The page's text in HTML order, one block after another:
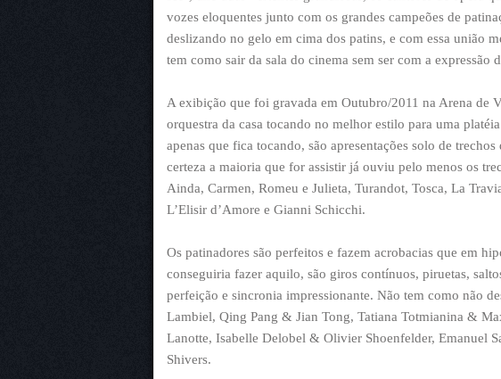
vozes eloquentes junto com os grandes campeões de
deslizando no gelo em cima dos patins, e com essa união
tem como sair da sala do cinema sem ser com a expressão
A exibição que foi gravada em Outubro/2011 na Arena de
orquestra da casa tocando no melhor estilo para uma
apenas que fica tocando, são apresentações solo de
certeza a maioria que for assistir já ouviu pelo menos os
Ainda, Carmen, Romeu e Julieta, Turandot, Tosca, La
L’Elisir d’Amore e Gianni Schicchi.
Os patinadores são perfeitos e fazem acrobacias que em
conseguiria fazer aquilo, são giros contínuos, piruetas,
perfeição e sincronia impressionante. Não tem como não
Lambiel, Qing Pang & Jian Tong, Tatiana Totmianina &
Lanotte, Isabelle Delobel & Olivier Shoenfelder, Emanuel
Shivers.